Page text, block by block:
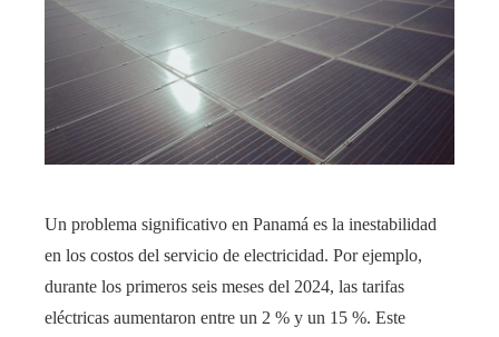
Un problema significativo en Panamá es la inestabilidad
en los costos del servicio de electricidad. Por ejemplo,
durante los primeros seis meses del 2024, las tarifas
eléctricas aumentaron entre un 2 % y un 15 %. Este